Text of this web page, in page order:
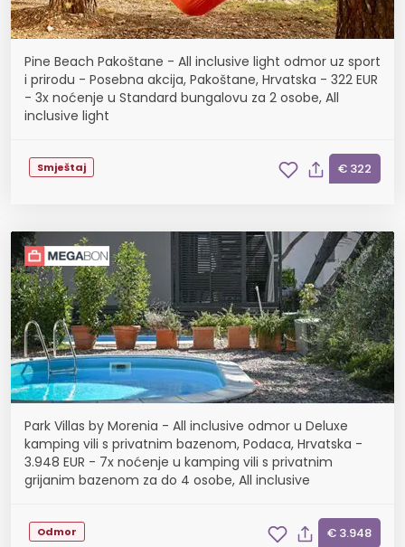
Pine Beach Pakoštane - All inclusive light odmor uz sport
i prirodu - Posebna akcija, Pakoštane, Hrvatska - 322 EUR
- 3x noćenje u Standard bungalovu za 2 osobe, All
inclusive light
Smještaj € 322
Park Villas by Morenia - All inclusive odmor u Deluxe
kamping vili s privatnim bazenom, Podaca, Hrvatska -
3.948 EUR - 7x noćenje u kamping vili s privatnim
grijanim bazenom za do 4 osobe, All inclusive
Odmor € 3.948